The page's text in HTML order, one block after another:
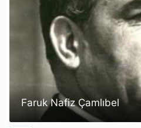
Faruk Nafiz Çamlıbel